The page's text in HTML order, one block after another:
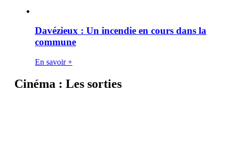
Davézieux : Un incendie en cours dans la
commune
En savoir +
Cinéma : Les sorties